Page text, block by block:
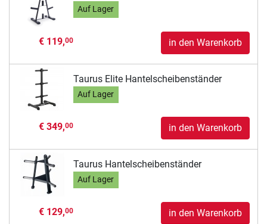
Auf Lager
€ 119,00 in den Warenkorb
Taurus Elite Hantelscheibenständer
Auf Lager
€ 349,00 in den Warenkorb
Taurus Hantelscheibenständer
Auf Lager
€ 129,00 in den Warenkorb